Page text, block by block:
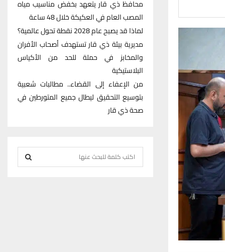
محافظ ذي قار يتعهد بخفض مناسيب مياه
المصب العام في العكيكة خلال 48 ساعة
لماذا قد يصبح عام 2028 نقطة تحول عالمية؟
مديرية بيئة ذي قار تستهدف أصحاب الأفران
والمخابز في حملة للحد من الأكياس
البلاستيكية
من الإعفاء إلى القضاء.. مطالبات شعبية
بتوسيع التحقيق ليطال جميع المتورطين في
صحة ذي قار
e